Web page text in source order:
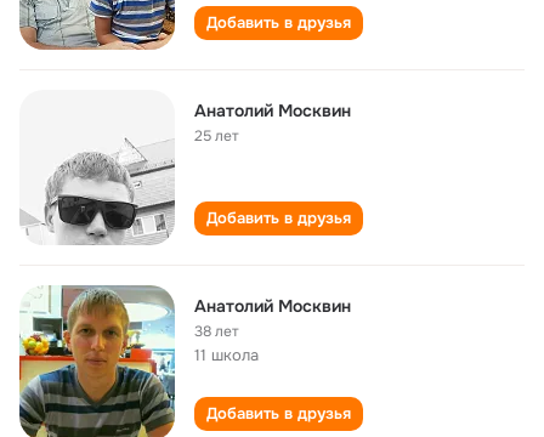
Добавить в друзья
Анатолий Москвин
25 лет
Добавить в друзья
Анатолий Москвин
38 лет
11 школа
Добавить в друзья